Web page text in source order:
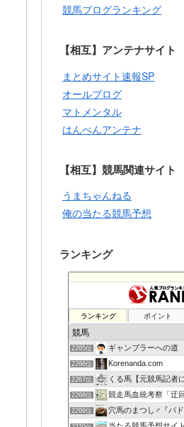
競馬ブログランキング
【相互】アンテナサイト
まとめサイト速報SP
オールブログ
マトメンタル
はんぺんアンテナ
【相互】競馬関連サイト
うまちゃんねる
俺の当たる競馬予想
ランキング
ランキング ポイント
2265位 ギャンブラーへの道
2266位 Korenanda.com
2267位 くる馬【元競馬記者
2268位 競走馬血統考察「迂回血
2269位 穴馬のまつし♂『パ